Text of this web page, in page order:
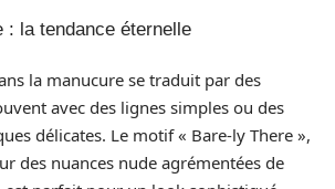
: la tendance éternelle
la manucure se traduit par des
avec des lignes simples ou des
délicates. Le motif « Bare-ly There »,
des nuances nude agrémentées de